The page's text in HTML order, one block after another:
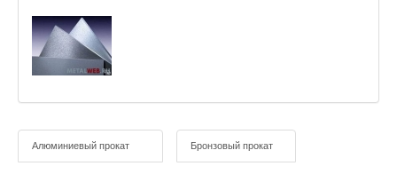
Алюминиевый прокат Бронзовый прокат